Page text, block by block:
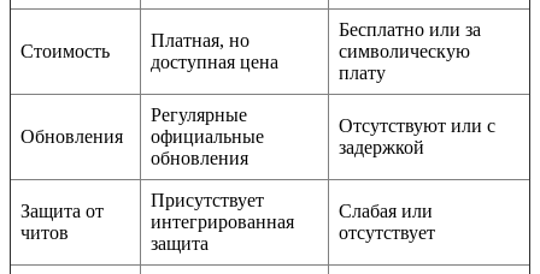
Стоимость
Платная, но
доступная цена
Бесплатно или за
символическую
плату
Обновления
Регулярные
официальные
обновления
Отсутствуют или с
задержкой
Защита от
читов
Присутствует
интегрированная
защита
Слабая или
отсутствует